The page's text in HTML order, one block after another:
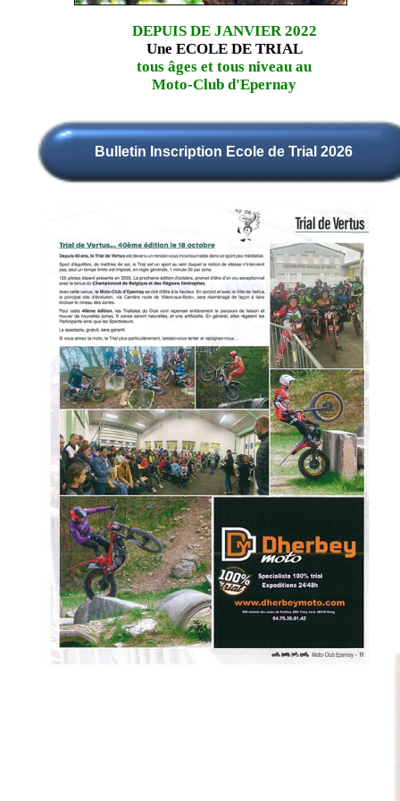
DEPUIS DE JANVIER 2022
Une ECOLE DE TRIAL
tous âges et tous niveau au
Moto-Club d'Epernay
Bulletin Inscription Ecole de Trial 2026